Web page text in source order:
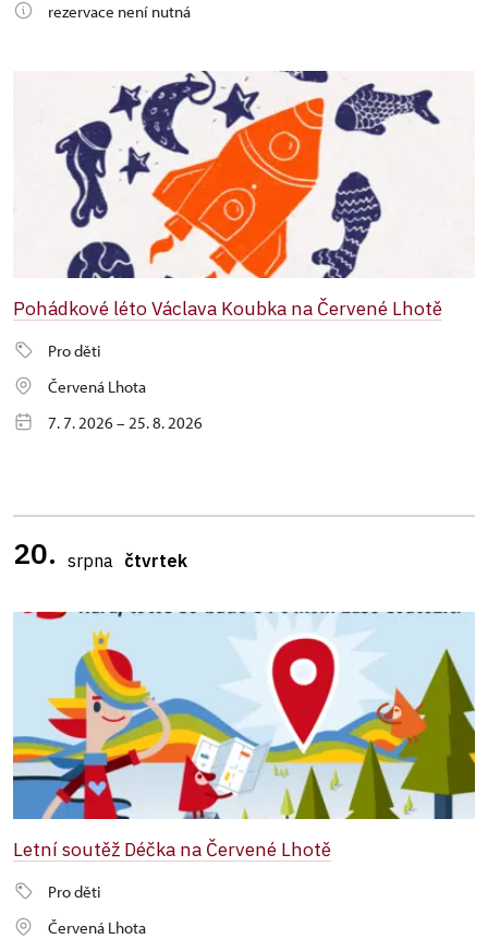
rezervace není nutná
Pohádkové léto Václava Koubka na Červené Lhotě
Pro děti
Červená Lhota
7. 7. 2026 – 25. 8. 2026
20. srpna čtvrtek
Letní soutěž Déčka na Červené Lhotě
Pro děti
Červená Lhota